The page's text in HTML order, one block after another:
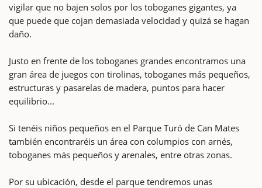
vigilar que no bajen solos por los toboganes gigantes, ya
que puede que cojan demasiada velocidad y quizá se hagan
daño.
Justo en frente de los toboganes grandes encontramos una
gran área de juegos con tirolinas, toboganes más pequeños,
estructuras y pasarelas de madera, puntos para hacer
equilibrio...
Si tenéis niños pequeños en el Parque Turó de Can Mates
también encontraréis un área con columpios con arnés,
toboganes más pequeños y arenales, entre otras zonas.
Por su ubicación, desde el parque tendremos unas